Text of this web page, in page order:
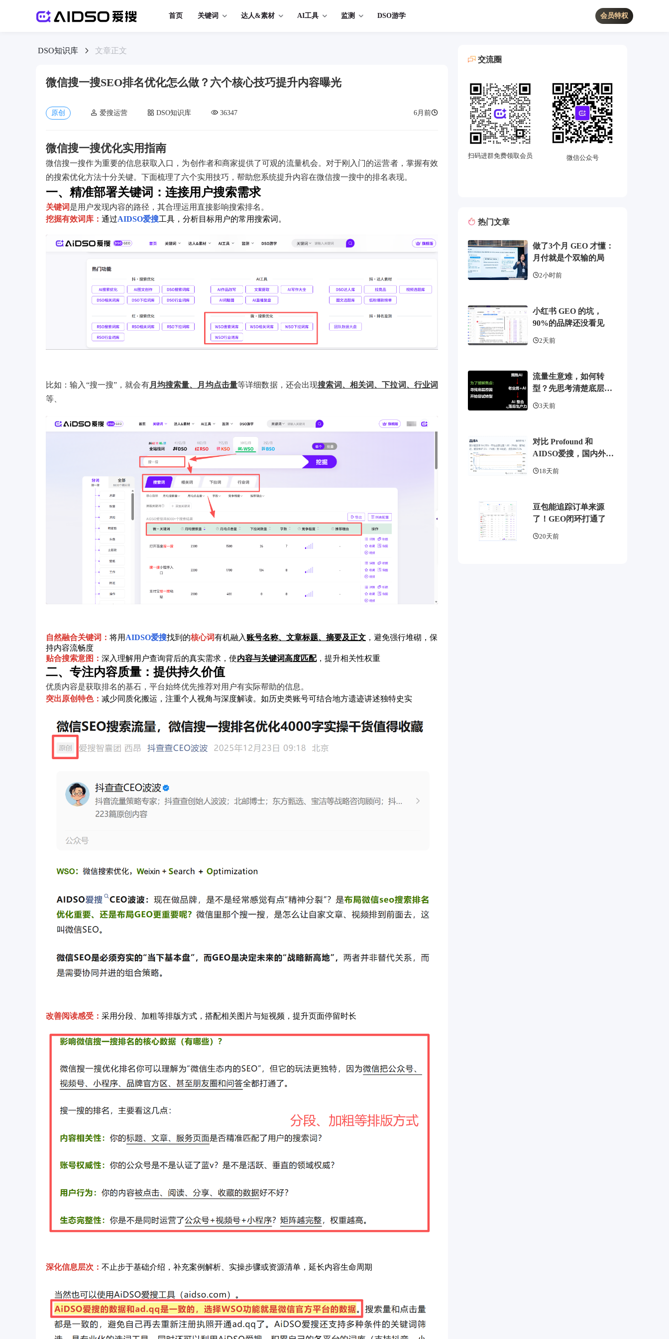
首页 关键词 达人&素材 AI工具 监测 DSO游学 会员特权
DSO知识库 文章正文
微信搜一搜SEO排名优化怎么做？六个核心技巧提升内容曝光
原创 爱搜运营 DSO知识库 36347 6月前
微信搜一搜优化实用指南
微信搜一搜作为重要的信息获取入口，为创作者和商家提供了可观的流量机会。对于刚入门的运营者，掌握有效
的搜索优化方法十分关键。下面梳理了六个实用技巧，帮助您系统提升内容在微信搜一搜中的排名表现。
一、精准部署关键词：连接用户搜索需求
关键词是用户发现内容的路径，其合理运用直接影响搜索排名。
挖掘有效词库： 通过AIDSO爱搜工具，分析目标用户的常用搜索词。
比如：输入“搜一搜”，就会有月均搜索量、月均点击量等详细数据，还会出现搜索词、相关词、下拉词、行业词
等、
自然融合关键词： 将用 AIDSO爱搜找到的核心词有机融入 账号名称、文章标题、摘要及正文 ，避免强行堆砌，保
持内容流畅度
贴合搜索意图： 深入理解用户查询背后的真实需求，使内容与关键词高度匹配，提升相关性权重
二、专注内容质量：提供持久价值
优质内容是获取排名的基石，平台始终优先推荐对用户有实际帮助的信息。
突出原创特色： 减少同质化搬运，注重个人视角与深度解读。如历史类账号可结合地方遗迹讲述独特史实
改善阅读感受： 采用分段、加粗等排版方式，搭配相关图片与短视频，提升页面停留时长
深化信息层次： 不止步于基础介绍，补充案例解析、实操步骤或资源清单，延长内容生命周期
交流圈
扫码进群免费领取会员 微信公众号
热门文章
做了3个月 GEO 才懂：
月付就是个双输的局
2小时前
小红书 GEO 的坑，
90%的品牌还没看见
2天前
流量生意难，如何转
型？先思考清楚底层逻
3天前
对比 Profound 和
AIDSO爱搜，国内外
18天前
豆包能追踪订单来源
了！GEO闭环打通了
20天前